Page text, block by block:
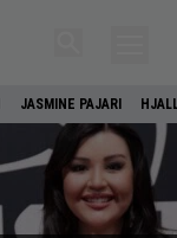
JASMINE PAJARI